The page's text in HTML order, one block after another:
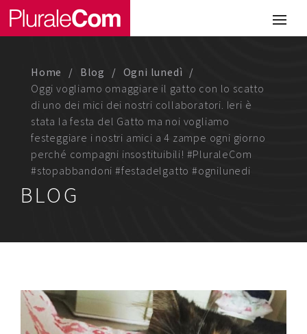
Portfolio
Comunicazione
Media & Visual Design
Studio
Magazine
Contatti
Home Blog
Ogni lunedì
Oggi vogliamo omaggiare il gatto con lo scatto
di uno dei mici dei nostri collaboratori. Ieri è
stata la festa del Gatto ma noi vogliamo
festeggiare i nostri amici a 4 zampe ogni giorno
perché compagni insostituibili! #PluraleCom
#stopabbandoni #festadelgatto #ognilunedi
BLOG